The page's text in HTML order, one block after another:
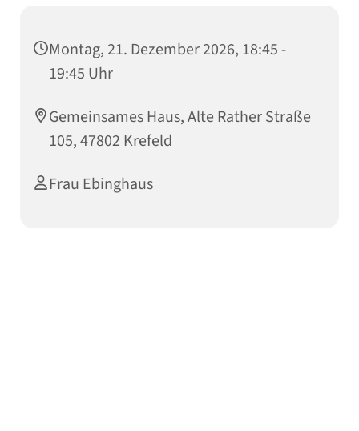
Montag, 21. Dezember 2026, 18:45 -
19:45 Uhr
Gemeinsames Haus, Alte Rather Straße
105, 47802 Krefeld
Frau Ebinghaus